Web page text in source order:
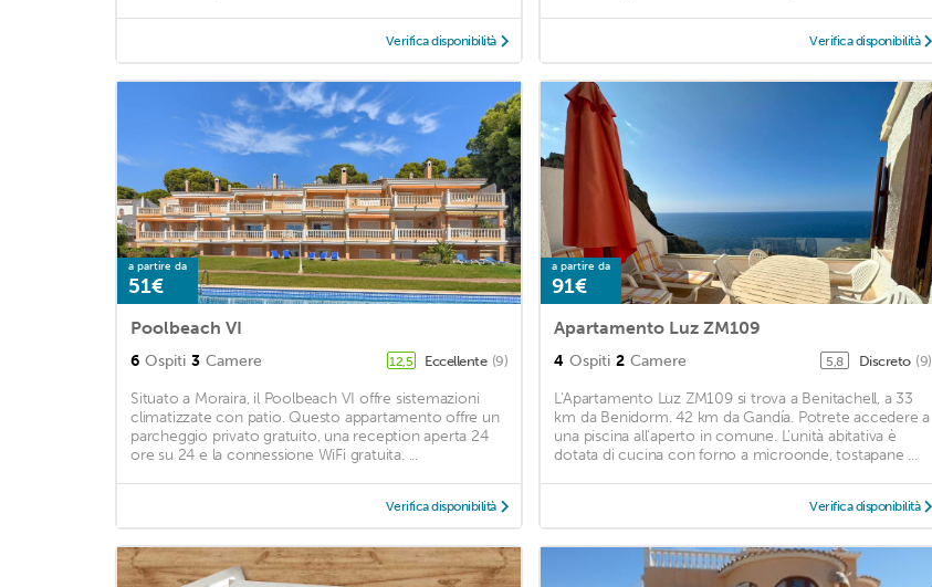
Verifica disponibilità Verifica disponibilità
a partire da
51€
Poolbeach VI
6 Ospiti 3 Camere 12,5 Eccellente (9)
Situato a Moraira, il Poolbeach VI offre sistemazioni
climatizzate con patio. Questo appartamento offre un
parcheggio privato gratuito, una reception aperta 24
ore su 24 e la connessione WiFi gratuita. ...
Verifica disponibilità
a partire da
91€
Apartamento Luz ZM109
4 Ospiti 2 Camere 5,8 Discreto (9)
L'Apartamento Luz ZM109 si trova a Benitachell, a 33
km da Benidorm. 42 km da Gandía. Potrete accedere a
una piscina all'aperto in comune. L'unità abitativa è
dotata di cucina con forno a microonde, tostapane ...
Verifica disponibilità